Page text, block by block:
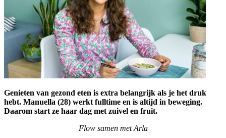
Genieten van gezond eten is extra belangrijk als je het druk
hebt. Manuella (28) werkt fulltime en is altijd in beweging.
Daarom start ze haar dag met zuivel en fruit.
Flow samen met Arla